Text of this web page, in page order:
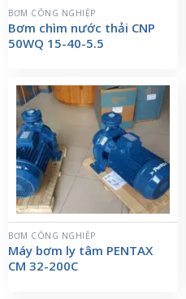
BƠM CÔNG NGHIỆP
Bơm chìm nước thải CNP
50WQ 15-40-5.5
BƠM CÔNG NGHIỆP
Máy bơm ly tâm PENTAX
CM 32-200C